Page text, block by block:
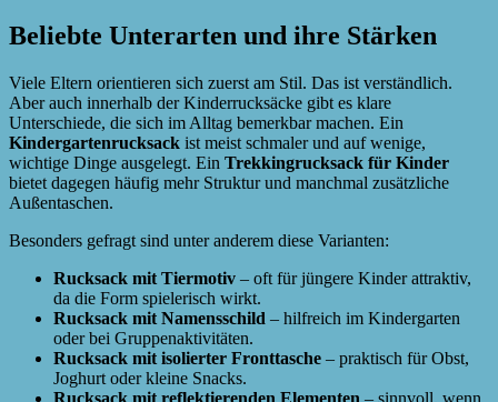
Beliebte Unterarten und ihre Stärken
Viele Eltern orientieren sich zuerst am Stil. Das ist verständlich.
Aber auch innerhalb der Kinderrucksäcke gibt es klare
Unterschiede, die sich im Alltag bemerkbar machen. Ein
Kindergartenrucksack ist meist schmaler und auf wenige,
wichtige Dinge ausgelegt. Ein Trekkingrucksack für Kinder
bietet dagegen häufig mehr Struktur und manchmal zusätzliche
Außentaschen.
Besonders gefragt sind unter anderem diese Varianten:
Rucksack mit Tiermotiv – oft für jüngere Kinder attraktiv,
da die Form spielerisch wirkt.
Rucksack mit Namensschild – hilfreich im Kindergarten
oder bei Gruppenaktivitäten.
Rucksack mit isolierter Fronttasche – praktisch für Obst,
Joghurt oder kleine Snacks.
Rucksack mit reflektierenden Elementen – sinnvoll, wenn